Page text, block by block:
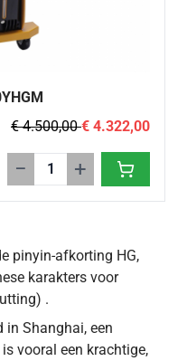
€ 4.500,00€ 4.322,00
− +
pinyin-afkorting HG,
karakters voor
.
in Shanghai, een
vooral een krachtige,